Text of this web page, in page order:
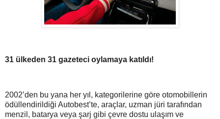
31 ülkeden 31 gazeteci oylamaya katıldı!
2002’den bu yana her yıl, kategorilerine göre otomobillerin
ödüllendirildiği Autobest’te, araçlar, uzman jüri tarafından
menzil, batarya veya şarj gibi çevre dostu ulaşım ve